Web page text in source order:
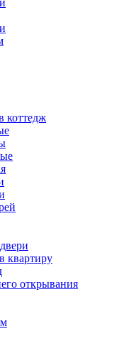
коттедж
квартиру
открывания